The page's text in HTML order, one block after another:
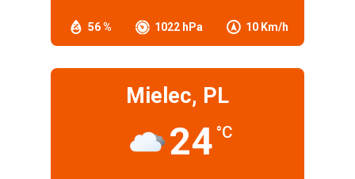
56 % 1022 hPa 10 Km/h
Mielec, PL
24 °C